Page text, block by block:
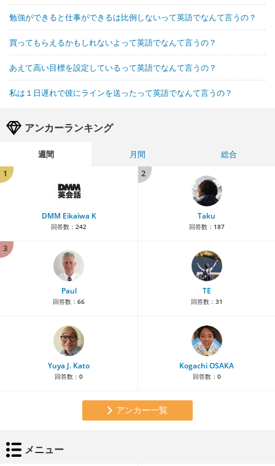
勉強ができると仕事ができるは比例しないって英語でなんて言うの？
買ってもらえるかもしれないよって英語でなんて言うの？
あえて高い目標を設定しているって英語でなんて言うの？
私は１日遅れで彼にラインを送ったって英語でなんて言うの？
アンカーランキング
週間 月間
総合
1
DMM Eikaiwa K
回答数： 242
2
Taku
回答数： 187
3
Paul
回答数： 66
TE
回答数： 31
Yuya J. Kato
回答数： 0
Kogachi OSAKA
回答数： 0
アンカー一覧
メニュー